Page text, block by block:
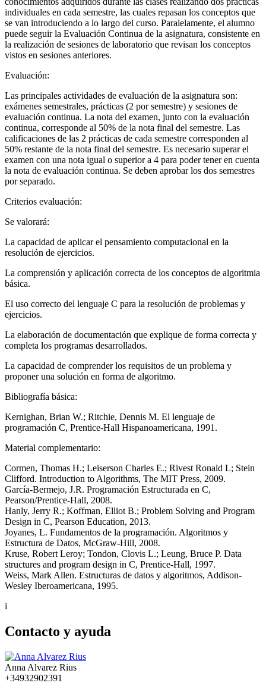
individuales en cada semestre, las cuales repasan los conceptos que
se van introduciendo a lo largo del curso. Paralelamente, el alumno
puede seguir la Evaluación Continua de la asignatura, consistente en
la realización de sesiones de laboratorio que revisan los conceptos
vistos en sesiones anteriores.
Evaluación:
Las principales actividades de evaluación de la asignatura son:
exámenes semestrales, prácticas (2 por semestre) y sesiones de
evaluación continua. La nota del examen, junto con la evaluación
continua, corresponde al 50% de la nota final del semestre. Las
calificaciones de las 2 prácticas de cada semestre corresponden al
50% restante de la nota final del semestre. Es necesario superar el
examen con una nota igual o superior a 4 para poder tener en cuenta
la nota de evaluación continua. Se deben aprobar los dos semestres
por separado.
Criterios evaluación:
Se valorará:
La capacidad de aplicar el pensamiento computacional en la
resolución de ejercicios.
La comprensión y aplicación correcta de los conceptos de algoritmia
básica.
El uso correcto del lenguaje C para la resolución de problemas y
ejercicios.
La elaboración de documentación que explique de forma correcta y
completa los programas desarrollados.
La capacidad de comprender los requisitos de un problema y
proponer una solución en forma de algoritmo.
Bibliografía básica:
Kernighan, Brian W.; Ritchie, Dennis M. El lenguaje de
programación C, Prentice-Hall Hispanoamericana, 1991.
Material complementario:
Cormen, Thomas H.; Leiserson Charles E.; Rivest Ronald L; Stein
Clifford. Introduction to Algorithms, The MIT Press, 2009.
García-Bermejo, J.R. Programación Estructurada en C,
Pearson/Prentice-Hall, 2008.
Hanly, Jerry R.; Koffman, Elliot B.; Problem Solving and Program
Design in C, Pearson Education, 2013.
Joyanes, L. Fundamentos de la programación. Algoritmos y
Estructura de Datos, McGraw-Hill, 2008.
Kruse, Robert Leroy; Tondon, Clovis L.; Leung, Bruce P. Data
structures and program design in C, Prentice-Hall, 1997.
Weiss, Mark Allen. Estructuras de datos y algoritmos, Addison-
Wesley Iberoamericana, 1995.
i
Contacto y ayuda
Anna Alvarez Rius
+34932902391